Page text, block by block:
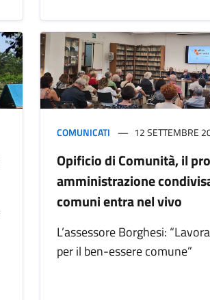
COMUNICATI 12 SETTEMBRE
Opificio di Comunità, il
amministrazione
comuni entra nel vivo
L’assessore Borghesi:
per il ben-essere comune”